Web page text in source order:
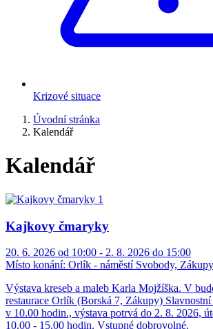
Krizové situace
Úvodní stránka
Kalendář
Kalendář
Kajkovy čmaryky
20. 6. 2026 od 10:00 - 2. 8. 2026 do 15:00
Místo konání: Orlík - náměstí Svobody, Zákupy
Výstava kreseb a maleb Karla Mojžíška. V
restaurace Orlík (Borská 7, Zákupy)
v 10.00 hodin., výstava potrvá do 2. 8. 2026,
10.00 - 15.00 hodin. Vstupné dobrovolné.